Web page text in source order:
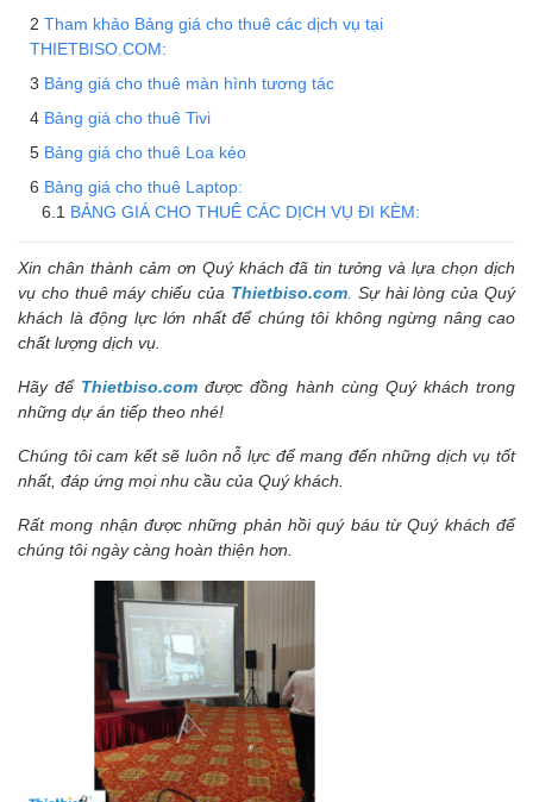
Tham khảo Bảng giá cho thuê các dịch vụ tại
THIETBISO.COM:
Bảng giá cho thuê màn hình tương tác
Bảng giá cho thuê Tivi
Bảng giá cho thuê Loa kéo
Bảng giá cho thuê Laptop:
BẢNG GIÁ CHO THUÊ CÁC DỊCH VỤ ĐI KÈM:
Xin chân thành cảm ơn Quý khách đã tin tưởng và lựa chọn dịch
vụ cho thuê máy chiếu của Thietbiso.com. Sự hài lòng của Quý
khách là động lực lớn nhất để chúng tôi không ngừng nâng cao
chất lượng dịch vụ.
Hãy để Thietbiso.com được đồng hành cùng Quý khách trong
những dự án tiếp theo nhé!
Chúng tôi cam kết sẽ luôn nỗ lực để mang đến những dịch vụ tốt
nhất, đáp ứng mọi nhu cầu của Quý khách.
Rất mong nhận được những phản hồi quý báu từ Quý khách để
chúng tôi ngày càng hoàn thiện hơn.